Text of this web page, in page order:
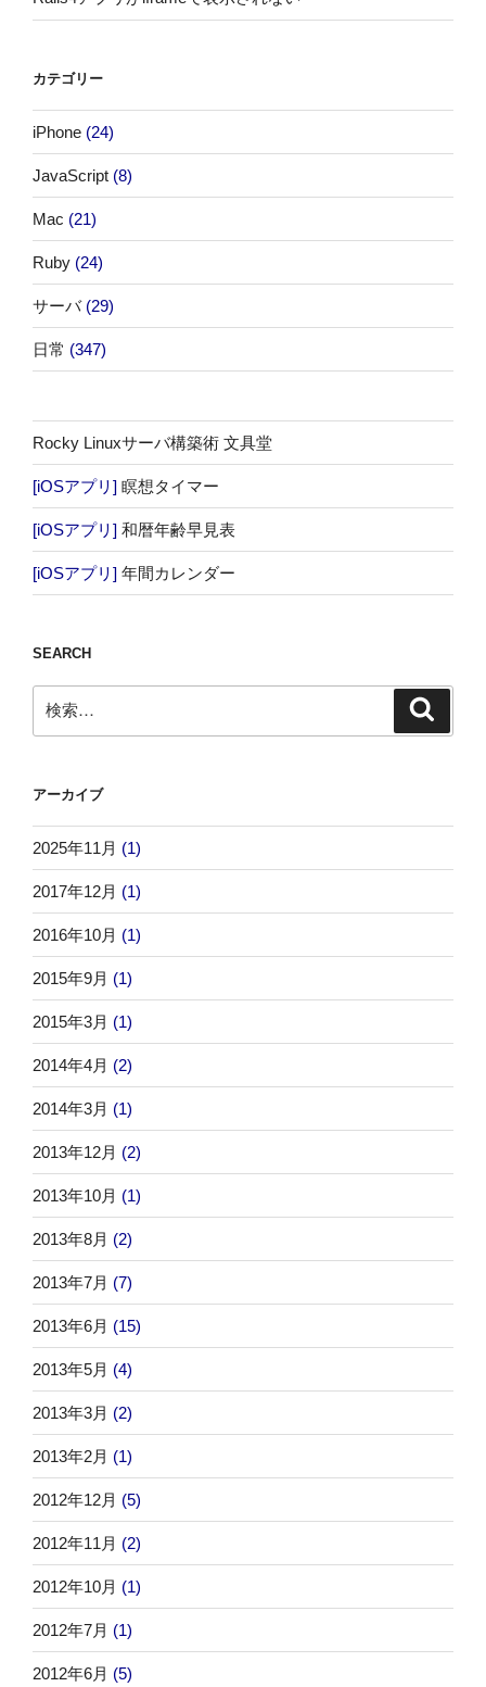
カテゴリー
iPhone (24)
JavaScript (8)
Mac (21)
Ruby (24)
サーバ(29)
日常 (347)
Rocky Linuxサーバ構築術 文具堂
[iOSアプリ] 瞑想タイマー
[iOSアプリ] 和暦年齢早見表
[iOSアプリ] 年間カレンダー
SEARCH
索:
アーカイブ
2025年11月 (1)
2017年12月 (1)
2016年10月 (1)
2015年9月 (1)
2015年3月 (1)
2014年4月 (2)
2014年3月 (1)
2013年12月 (2)
2013年10月 (1)
2013年8月 (2)
2013年7月 (7)
2013年6月 (15)
2013年5月 (4)
2013年3月 (2)
2013年2月 (1)
2012年12月 (5)
2012年11月 (2)
2012年10月 (1)
2012年7月 (1)
2012年6月 (5)